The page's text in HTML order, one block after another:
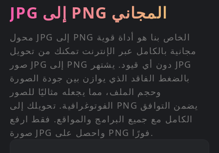
JPG إلى PNG المجاني
محول JPG إلى PNG الخاص بنا هو أداة قوية
مجانية بالكامل عبر الإنترنت تمكنك من تحويل
صور JPG إلى PNG دون أي قيود. يشتهر JPG
بالضغط الفاقد الذي يوازن بين جودة الصورة
وحجم الملف، مما يجعله مثاليًا للصور
الفوتوغرافية. تحويلك إلى PNG يضمن التوافق
الكامل مع جميع البرامج والمواقع. فقط ارفع
صورة JPG واحصل على PNG فورًا.